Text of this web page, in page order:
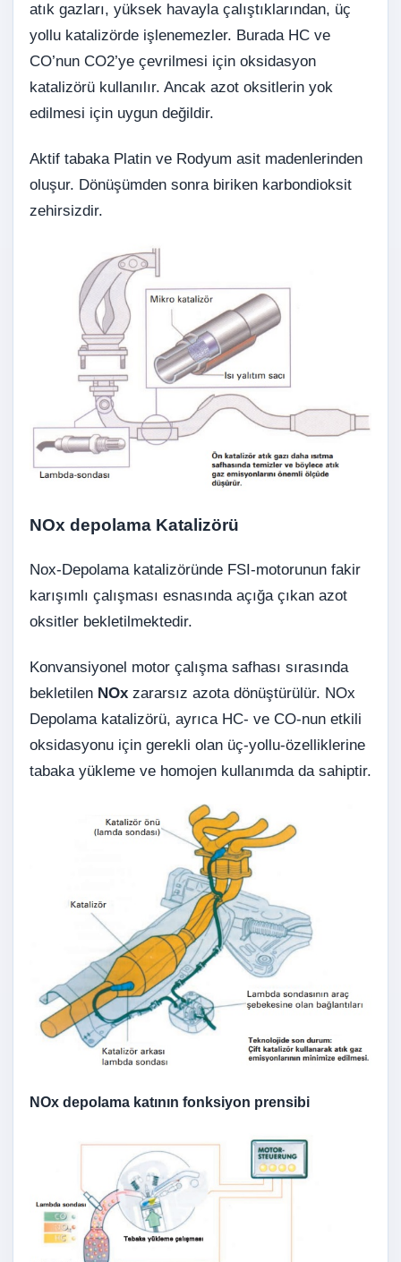
atık gazları, yüksek havayla çalıştıklarından, üç
yollu katalizörde işlenemezler. Burada HC ve
CO’nun CO2’ye çevrilmesi için oksidasyon
katalizörü kullanılır. Ancak azot oksitlerin yok
edilmesi için uygun değildir.
Aktif tabaka Platin ve Rodyum asit madenlerinden
oluşur. Dönüşümden sonra biriken karbondioksit
zehirsizdir.
NOx depolama Katalizörü
Nox-Depolama katalizöründe FSI-motorunun fakir
karışımlı çalışması esnasında açığa çıkan azot
oksitler bekletilmektedir.
Konvansiyonel motor çalışma safhası sırasında
bekletilen NOx zararsız azota dönüştürülür. NOx
Depolama katalizörü, ayrıca HC- ve CO-nun etkili
oksidasyonu için gerekli olan üç-yollu-özelliklerine
tabaka yükleme ve homojen kullanımda da sahiptir.
NOx depolama katının fonksiyon prensibi